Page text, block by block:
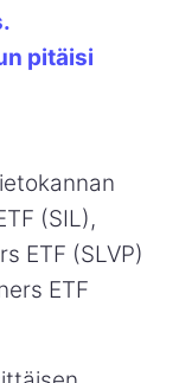
pitäisi
(SIL),
ETF (SLVP)
ETF